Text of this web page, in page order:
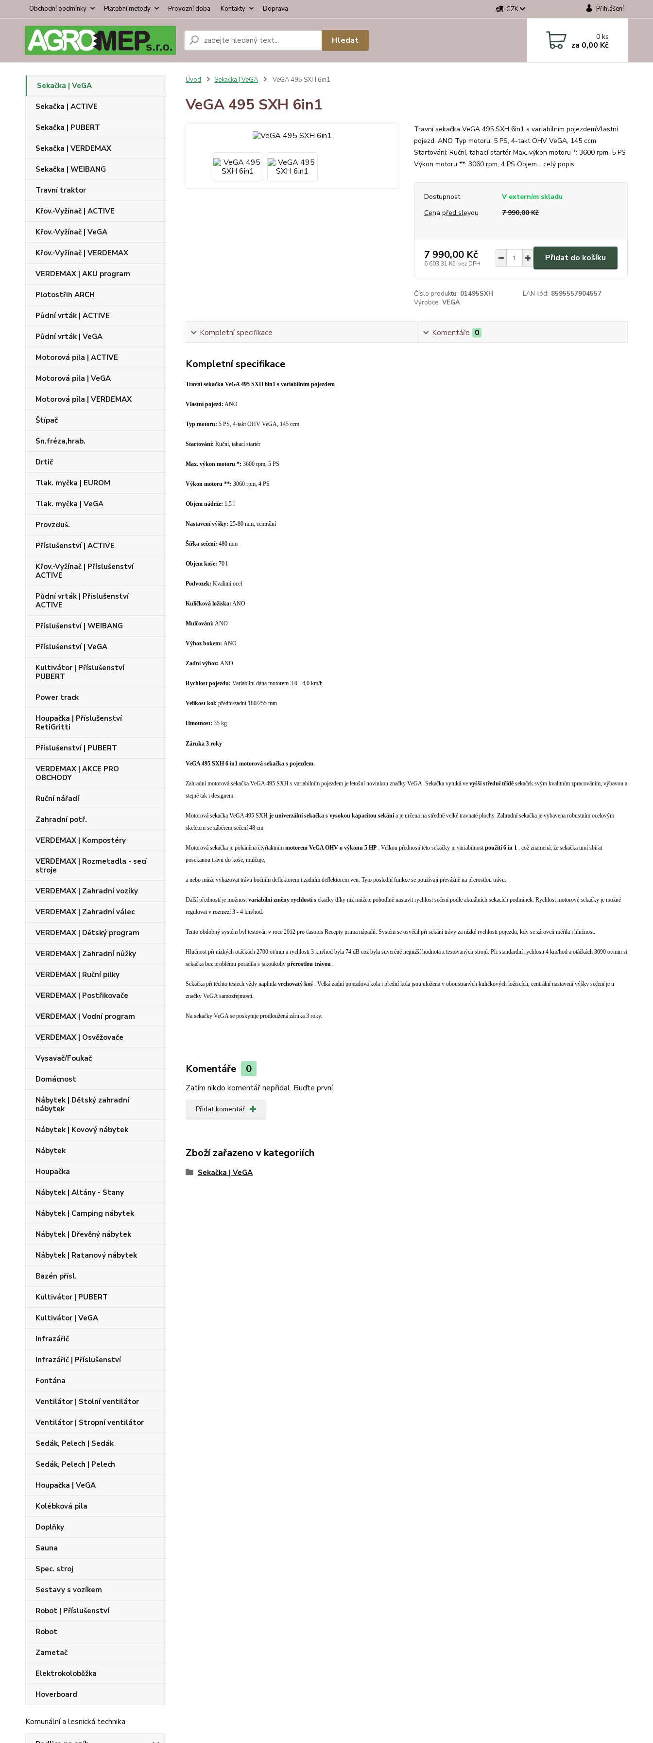
Obchodní podmínky Platební metody Provozní doba Kontakty Doprava CZK Přihlášení
Hledat 0ks
za 0,00 Kč
Sekačka | VeGA
Sekačka | ACTIVE
Sekačka | PUBERT
Sekačka | VERDEMAX
Sekačka | WEIBANG
Travní traktor
Křov.-Vyžínač | ACTIVE
Křov.-Vyžínač | VeGA
Křov.-Vyžínač | VERDEMAX
VERDEMAX | AKU program
Plotostřih ARCH
Půdní vrták | ACTIVE
Půdní vrták | VeGA
Motorová pila | ACTIVE
Motorová pila | VeGA
Motorová pila | VERDEMAX
Štípač
Sn.fréza,hrab.
Drtič
Tlak. myčka | EUROM
Tlak. myčka | VeGA
Provzduš.
Příslušenství | ACTIVE
Křov.-Vyžínač | Příslušenství
ACTIVE
Půdní vrták | Příslušenství
ACTIVE
Příslušenství | WEIBANG
Příslušenství | VeGA
Kultivátor | Příslušenství
PUBERT
Power track
Houpačka | Příslušenství
RetiGritti
Příslušenství | PUBERT
VERDEMAX | AKCE PRO
OBCHODY
Ruční nářadí
Zahradní potř.
VERDEMAX | Kompostéry
VERDEMAX | Rozmetadla - secí
stroje
VERDEMAX | Zahradní vozíky
VERDEMAX | Zahradní válec
VERDEMAX | Dětský program
VERDEMAX | Zahradní nůžky
VERDEMAX | Ruční pilky
VERDEMAX | Postřikovače
VERDEMAX | Vodní program
VERDEMAX | Osvěžovače
Vysavač/Foukač
Domácnost
Nábytek | Dětský zahradní
nábytek
Nábytek | Kovový nábytek
Nábytek
Houpačka
Nábytek | Altány - Stany
Nábytek | Camping nábytek
Nábytek | Dřevěný nábytek
Nábytek | Ratanový nábytek
Bazén přísl.
Kultivátor | PUBERT
Kultivátor | VeGA
Infrazářič
Infrazářič | Příslušenství
Fontána
Ventilátor | Stolní ventilátor
Ventilátor | Stropní ventilátor
Sedák, Pelech | Sedák
Sedák, Pelech | Pelech
Houpačka | VeGA
Kolébková pila
Doplňky
Sauna
Spec. stroj
Sestavy s vozíkem
Robot | Příslušenství
Robot
Zametač
Elektrokoloběžka
Hoverboard
Komunální a lesnická technika
Úvod Sekačka | VeGA VeGA 495 SXH 6in1
VeGA 495 SXH 6in1
Travní sekačka VeGA 495 SXH 6in1 s variabilním pojezdemVlastní
pojezd: ANO Typ motoru: 5 PS, 4-takt OHV VeGA, 145 ccm
Startování: Ruční, tahací startér Max. výkon motoru *: 3600 rpm, 5 PS
Výkon motoru **: 3060 rpm, 4 PS Objem... celý popis
Dostupnost
V externím skladu
Cena před slevou
7 990,00 Kč
7 990,00 Kč
6 603,31 Kč bez DPH
Přidat do košíku
Číslo produktu: 01495SXH EAN kód: 8595557904557
Výrobce: VEGA
Kompletní specifikace Komentáře 0
Kompletní specifikace
Travní sekačka VeGA 495 SXH 6in1 s variabilním pojezdem
Vlastní pojezd: ANO
Typ motoru: 5 PS, 4-takt OHV VeGA, 145 ccm
Startování: Ruční, tahací startér
Max. výkon motoru *: 3600 rpm, 5 PS
Výkon motoru **: 3060 rpm, 4 PS
Objem nádrže: 1,5 l
Nastavení výšky: 25-80 mm, centrální
Šířka sečení: 480 mm
Objem koše: 70 l
Podvozek: Kvalitní ocel
Kuličková ložiska: ANO
Mulčování: ANO
Výhoz bokem: ANO
Zadní výhoz: ANO
Rychlost pojezdu: Variabilní dána motorem 3.0 - 4,0 km/h
Velikost kol: přední/zadní 180/255 mm
Hmotnost: 35 kg
Záruka 3 roky
VeGA 495 SXH 6 in1 motorová sekačka s pojezdem.
Zahradní motorová sekačka VeGA 495 SXH s variabilním pojezdem je letošní novinkou značky VeGA. Sekačka vyniká ve vyšší střední třídě sekaček svým kvalitním zpracováním, výbavou a
stejně tak i designem.
Motorová sekačka VeGA 495 SXH je univerzální sekačka s vysokou kapacitou sekánía je určena na středně velké travnaté plochy. Zahradní sekačka je vybavena robustním ocelovým
skeletem se záběrem sečení 48 cm.
Motorová sekačka je poháněna čtyřtaktním motorem VeGA OHV o výkonu 5 HP. Velkou předností této sekačky je variabilnostpoužití 6 in 1, což znamená, že sekačka umí sbírat
posekanou trávu do koše, mulčuje,
a nebo může vyhazovat trávu bočním deflektorem i zadním deflektorem ven. Tyto poslední funkce se používají převážně na přerostlou trávu.
Další předností je možnostvariabilní změny rychlosti sekačky díky níž můžete pohodlně nastavit rychlost sečení podle aktuálních sekacích podmínek. Rychlost motorové sekačky je možné
regulovat v rozmezí 3 - 4 km/hod.
Tento obdobný systém byl testován v roce 2012 pro časopis Recepty prima nápadů. Systém se osvěčil při sekání trávy za nízké rychlosti pojezdu, kdy se zároveň měřila i hlučnost.
Hlučnost při nízkých otáčkách 2700 ot/min a rychlosti 3 km/hod byla 74 dB což byla suveréně nejnižší hodnota z testovaných strojů. Při standardní rychlosti 4 km/hod a otáčkách 3090 ot/min si
sekačka bez problému poradila s jakoukoliv přerostlou trávou.
Sekačka při těchto testech vždy naplnila vrchovatý koš. Velká zadní pojezdová kola i přední kola jsou uložena v oboustraných kuličkových ložiscích, centrální nastavení výšky sečení je u
značky VeGA samozřejmostí.
Na sekačky VeGA se poskytuje prodloužená záruka 3 roky.
Komentáře 0
Zatím nikdo komentář nepřidal. Buďte první.
Přidat komentář
Zboží zařazeno v kategoriích
Sekačka | VeGA